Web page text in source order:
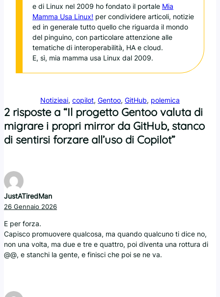
e di Linux nel 2009 ho fondato il portale Mia
Mamma Usa Linux! per condividere articoli, notizie
ed in generale tutto quello che riguarda il mondo
del pinguino, con particolare attenzione alle
tematiche di interoperabilità, HA e cloud.
E, sì, mia mamma usa Linux dal 2009.
Notizieai, copilot, Gentoo, GitHub, polemica
2 risposte a “Il progetto Gentoo valuta di
migrare i propri mirror da GitHub, stanco
di sentirsi forzare all’uso di Copilot”
JustATiredMan
26 Gennaio 2026
E per forza.
Capisco promuovere qualcosa, ma quando qualcuno ti dice no,
non una volta, ma due e tre e quattro, poi diventa una rottura di
@@, e stanchi la gente, e finisci che poi se ne va.